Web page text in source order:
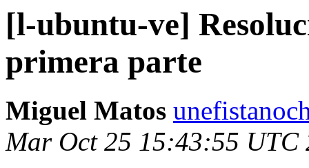
[l-ubuntu-ve]
primera parte
Miguel Matos
Mar Oct 25 15:43:55 UTC